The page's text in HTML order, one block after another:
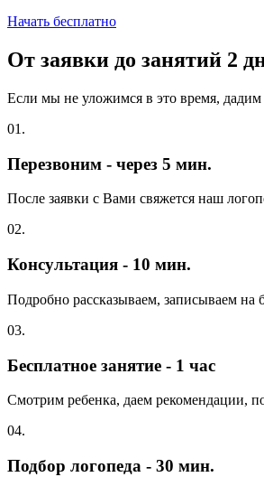
Начать бесплатно
От заявки до занятий 2
Если мы не уложимся в это время, дадим
01.
Перезвоним - через 5 мин.
После заявки с Вами свяжется наш
02.
Консультация - 10 мин.
Подробно рассказываем, записываем на
03.
Бесплатное занятие - 1 час
Смотрим ребенка, даем рекомендации,
04.
Подбор логопеда - 30 мин.